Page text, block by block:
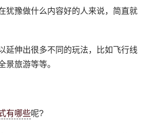
犹豫做什么内容好的人来说，简直就
延伸出很多不同的玩法，比如飞行线
景旅游等等。
有哪些呢?